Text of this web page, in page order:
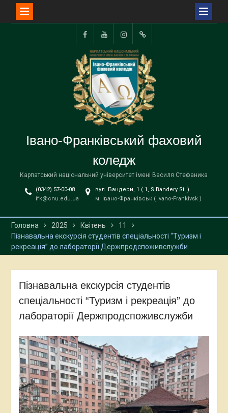
FacebookYouTubeInstagramTikTok
Івано-Франківський фаховий
коледж
Карпатський національний університет імені Василя Стефаника
(0342) 57-00-08
ifk@cnu.edu.ua
вул. Бандери, 1 ( 1, S.Bandery St. )
м. Івано-Франківськ ( Ivano-Frankivsk )
Головна 2025 Квітень
11
Пізнавальна екскурсія студентів спеціальності “Туризм і
рекреація” до лабораторії Держпродспоживслужби
Пізнавальна екскурсія студентів
спеціальності “Туризм і рекреація” до
лабораторії Держпродспоживслужби